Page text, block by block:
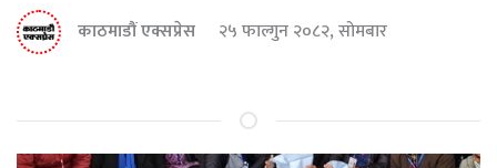
काठमाडौं एक्सप्रेस २५ फाल्गुन २०८२, सोमबार